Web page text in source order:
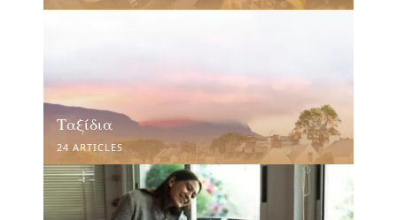
Ταξίδια
24 ARTICLES